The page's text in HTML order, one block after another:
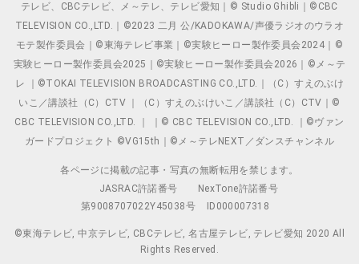
テレビ、CBCテレビ、メ～テレ、テレビ愛知｜© Studio Ghibli｜©CBC
TELEVISION CO.,LTD.｜©2023 二月 公/KADOKAWA/声優ラジオのウラオ
モテ製作委員会｜©東海テレビ事業｜©実験ヒーロー製作委員会2024｜©
実験ヒーロー製作委員会2025｜©実験ヒーロー製作委員会2026｜©メ～テ
レ ｜©TOKAI TELEVISION BROADCASTING CO.,LTD.｜（C）すえのぶけ
いこ／講談社（C）CTV ｜（C）すえのぶけいこ／講談社（C）CTV｜©
CBC TELEVISION CO.,LTD. ｜ ｜© CBC TELEVISION CO.,LTD. ｜©ヴァン
ガードプロジェクト ©VG15th｜©メ～テレNEXT／ダンスチャンネル
各ページに掲載の記事・写真の無断転用を禁じます。
JASRAC許諾番号
NexTone許諾番号
第9008707022Y45038号
ID000007318
©東海テレビ, 中京テレビ, CBCテレビ, 名古屋テレビ, テレビ愛知 2020 All
Rights Reserved.